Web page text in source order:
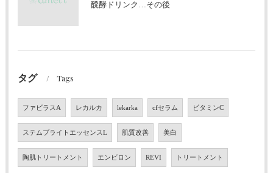
醗酵ドリンク…その後
タグ Tags
ファビラスA レカルカ lekarka cfセラム ビタミンC
ステムブライトエッセンスL 肌質改善 美白
陶肌トリートメント エンビロン REVI トリートメント